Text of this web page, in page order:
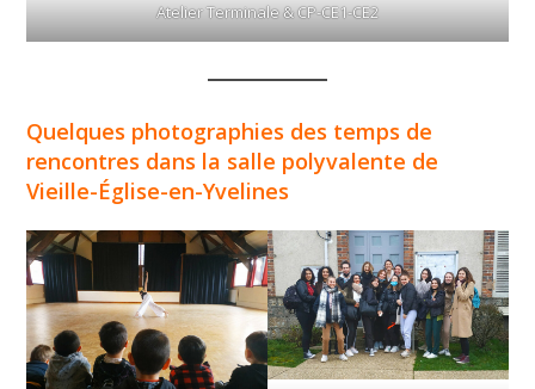
Atelier Terminale & CP-CE1-CE2
Quelques photographies des temps de
rencontres dans la salle polyvalente de
Vieille-Église-en-Yvelines